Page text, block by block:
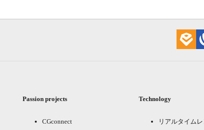
Passion projects
CGconnect
Technology
リアルタイム